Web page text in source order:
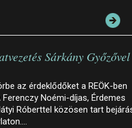
Sárkány Győzővel
az érdeklődőket a REÖK-ben
Noémi-díjas, Érdemes
Róberttel közösen tart